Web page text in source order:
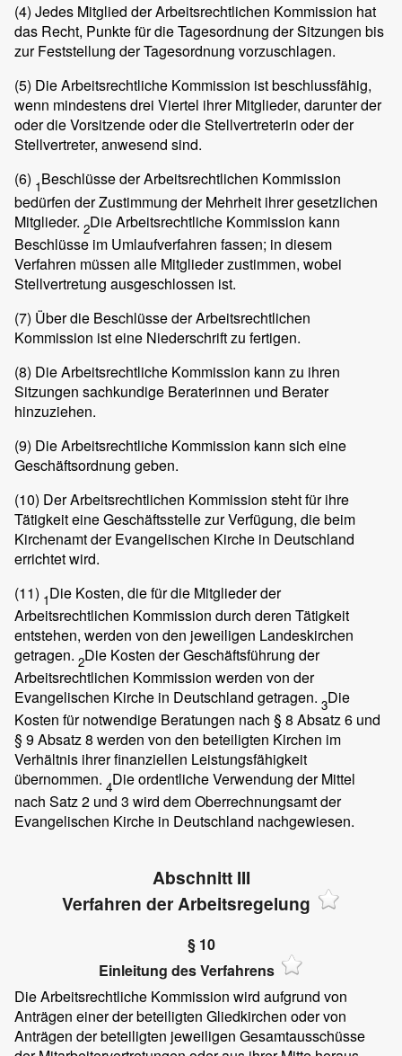
(4) Jedes Mitglied der Arbeitsrechtlichen Kommission hat
das Recht, Punkte für die Tagesordnung der Sitzungen bis
zur Feststellung der Tagesordnung vorzuschlagen.
(5) Die Arbeitsrechtliche Kommission ist beschlussfähig,
wenn mindestens drei Viertel ihrer Mitglieder, darunter der
oder die Vorsitzende oder die Stellvertreterin oder der
Stellvertreter, anwesend sind.
(6) 1Beschlüsse der Arbeitsrechtlichen Kommission
bedürfen der Zustimmung der Mehrheit ihrer gesetzlichen
Mitglieder. 2Die Arbeitsrechtliche Kommission kann
Beschlüsse im Umlaufverfahren fassen; in diesem
Verfahren müssen alle Mitglieder zustimmen, wobei
Stellvertretung ausgeschlossen ist.
(7) Über die Beschlüsse der Arbeitsrechtlichen
Kommission ist eine Niederschrift zu fertigen.
(8) Die Arbeitsrechtliche Kommission kann zu ihren
Sitzungen sachkundige Beraterinnen und Berater
hinzuziehen.
(9) Die Arbeitsrechtliche Kommission kann sich eine
Geschäftsordnung geben.
(10) Der Arbeitsrechtlichen Kommission steht für ihre
Tätigkeit eine Geschäftsstelle zur Verfügung, die beim
Kirchenamt der Evangelischen Kirche in Deutschland
errichtet wird.
(11) 1Die Kosten, die für die Mitglieder der
Arbeitsrechtlichen Kommission durch deren Tätigkeit
entstehen, werden von den jeweiligen Landeskirchen
getragen. 2Die Kosten der Geschäftsführung der
Arbeitsrechtlichen Kommission werden von der
Evangelischen Kirche in Deutschland getragen. 3Die
Kosten für notwendige Beratungen nach § 8 Absatz 6 und
§ 9 Absatz 8 werden von den beteiligten Kirchen im
Verhältnis ihrer finanziellen Leistungsfähigkeit
übernommen. 4Die ordentliche Verwendung der Mittel
nach Satz 2 und 3 wird dem Oberrechnungsamt der
Evangelischen Kirche in Deutschland nachgewiesen.
Abschnitt III
Verfahren der Arbeitsregelung
§ 10
Einleitung des Verfahrens
Die Arbeitsrechtliche Kommission wird aufgrund von
Anträgen einer der beteiligten Gliedkirchen oder von
Anträgen der beteiligten jeweiligen Gesamtausschüsse